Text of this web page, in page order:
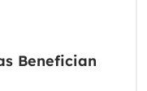
Benefician